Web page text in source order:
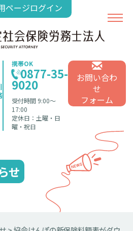
ページログイン
携帯OK
0877-35-
9020
受付時間 9:00〜
17:00
定休日：土曜・日
曜・祝日
お問い合わ
せ
フォーム
せ